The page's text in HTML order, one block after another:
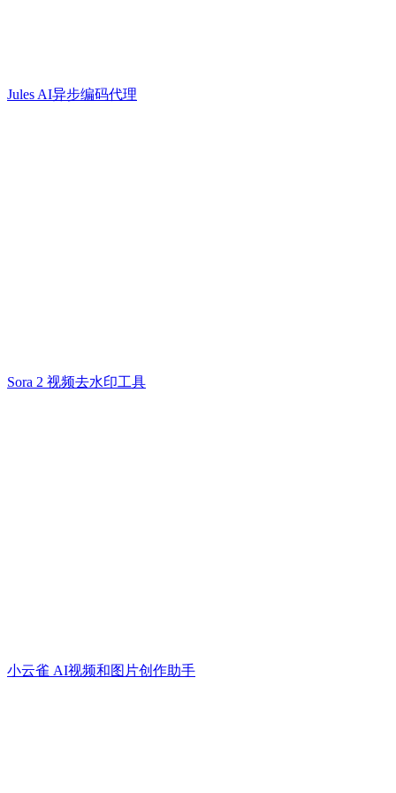
Jules AI异步编码代理
Sora 2 视频去水印工具
小云雀 AI视频和图片创作助手